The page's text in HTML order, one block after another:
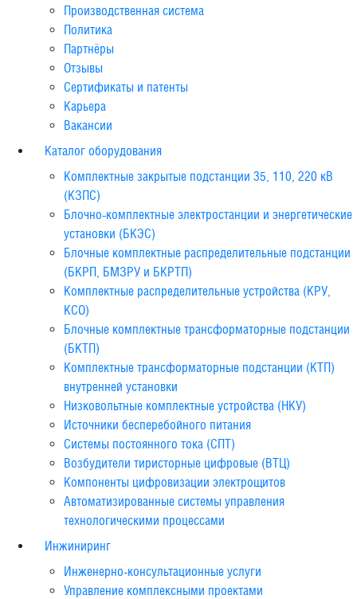
Производственная система
Политика
Партнёры
Отзывы
Сертификаты и патенты
Карьера
Вакансии
Каталог оборудования
Комплектные закрытые подстанции 35, 110, 220 кВ
(КЗПС)
Блочно-комплектные электростанции и энергетические
установки (БКЭС)
Блочные комплектные распределительные подстанции
(БКРП, БМЗРУ и БКРТП)
Комплектные распределительные устройства (КРУ,
КСО)
Блочные комплектные трансформаторные подстанции
(БКТП)
Комплектные трансформаторные подстанции (КТП)
внутренней установки
Низковольтные комплектные устройства (НКУ)
Источники бесперебойного питания
Системы постоянного тока (СПТ)
Возбудители тиристорные цифровые (ВТЦ)
Компоненты цифровизации электрощитов
Автоматизированные системы управления
технологическими процессами
Инжиниринг
Инженерно-консультационные услуги
Управление комплексными проектами